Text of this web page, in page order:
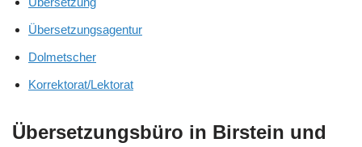
Übersetzungsagentur
Dolmetscher
Korrektorat/Lektorat
Übersetzungsbüro in Birstein und